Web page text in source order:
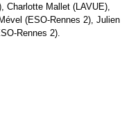
Charlotte Mallet (LAVUE),
(ESO-Rennes 2), Julien
Rennes 2).